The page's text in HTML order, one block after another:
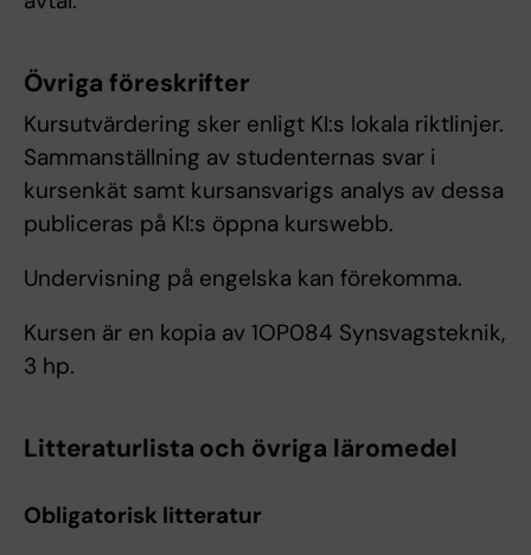
Övriga föreskrifter
Kursutvärdering sker enligt KI:s lokala riktlinjer.
Sammanställning av studenternas svar i
kursenkät samt kursansvarigs analys av dessa
publiceras på KI:s öppna kurswebb.
Undervisning på engelska kan förekomma.
Kursen är en kopia av 1OP084 Synsvagsteknik,
3 hp.
Litteraturlista och övriga läromedel
Obligatorisk litteratur